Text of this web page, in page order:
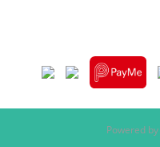
Powered by